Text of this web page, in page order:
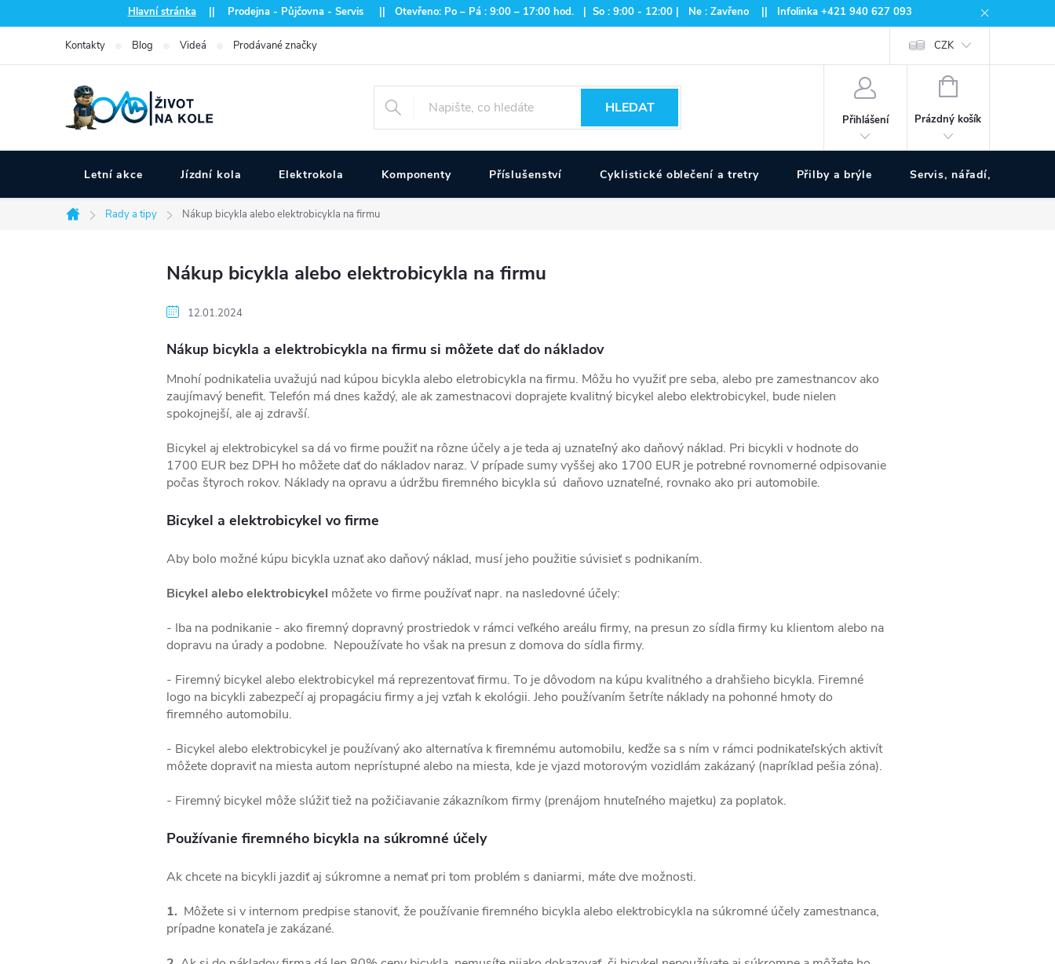
na
Hlavní stránka|| Prodejna - Půjčovna - Servis || Otevřeno: Po – Pá : 9:00 – 17:00 hod. | So : 9:00 - 12:00 | Ne : Zavřeno || Infolinka +421 940 627 093
Kontakty Blog Videá Prodávané značky CZK
HLEDAT
Přihlášení
NÁKUPNÍ
Prázdný košík
Letní akce Jízdní kola Elektrokola Komponenty Příslušenství Cyklistické oblečení a tretry Přilby a brýle Servis, nářadí, pumpy
Domů
Rady a tipy Nákup bicykla alebo elektrobicykla na firmu
Nákup bicykla alebo elektrobicykla na firmu
12.01.2024
Nákup bicykla a elektrobicykla na firmu si môžete dať do nákladov
Mnohí podnikatelia uvažujú nad kúpou bicykla alebo eletrobicykla na firmu. Môžu ho využiť pre seba, alebo pre zamestnancov ako
zaujímavý benefit. Telefón má dnes každý, ale ak zamestnacovi doprajete kvalitný bicykel alebo elektrobicykel, bude nielen
spokojnejší, ale aj zdravší.
Bicykel aj elektrobicykel sa dá vo firme použiť na rôzne účely a je teda aj uznateľný ako daňový náklad. Pri bicykli v hodnote do
1700 EUR bez DPH ho môžete dať do nákladov naraz. V prípade sumy vyššej ako 1700 EUR je potrebné rovnomerné odpisovanie
počas štyroch rokov. Náklady na opravu a údržbu firemného bicykla sú daňovo uznateľné, rovnako ako pri automobile.
Bicykel a elektrobicykel vo firme
Aby bolo možné kúpu bicykla uznať ako daňový náklad, musí jeho použitie súvisieť s podnikaním.
Bicykel alebo elektrobicykel môžete vo firme používať napr. na nasledovné účely:
- Iba na podnikanie - ako firemný dopravný prostriedok v rámci veľkého areálu firmy, na presun zo sídla firmy ku klientom alebo na
dopravu na úrady a podobne. Nepoužívate ho však na presun z domova do sídla firmy.
- Firemný bicykel alebo elektrobicykel má reprezentovať firmu. To je dôvodom na kúpu kvalitného a drahšieho bicykla. Firemné
logo na bicykli zabezpečí aj propagáciu firmy a jej vzťah k ekológii. Jeho používaním šetríte náklady na pohonné hmoty do
firemného automobilu.
- Bicykel alebo elektrobicykel je používaný ako alternatíva k firemnému automobilu, keďže sa s ním v rámci podnikateľských aktivít
môžete dopraviť na miesta autom neprístupné alebo na miesta, kde je vjazd motorovým vozidlám zakázaný (napríklad pešia zóna).
- Firemný bicykel môže slúžiť tiež na požičiavanie zákazníkom firmy (prenájom hnuteľného majetku) za poplatok.
Používanie firemného bicykla na súkromné účely
Ak chcete na bicykli jazdiť aj súkromne a nemať pri tom problém s daniarmi, máte dve možnosti.
1. Môžete si v internom predpise stanoviť, že používanie firemného bicykla alebo elektrobicykla na súkromné účely zamestnanca,
prípadne konateľa je zakázané.
www.zivotnakole.eu - Chat